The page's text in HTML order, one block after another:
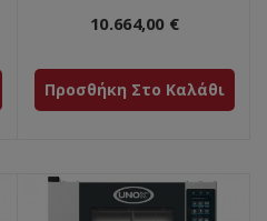
10.664,00 €
Προσθήκη Στο Καλάθι